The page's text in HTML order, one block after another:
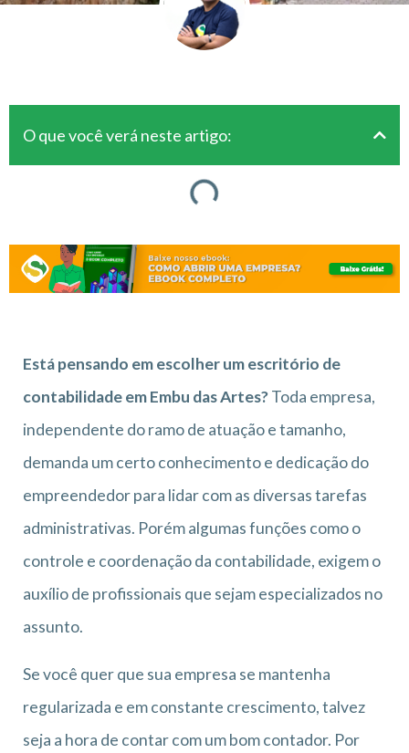
O que você verá neste artigo:
Está pensando em escolher um escritório de
contabilidade em Embu das Artes?Toda empresa,
independente do ramo de atuação e tamanho,
demanda um certo conhecimento e dedicação do
empreendedor para lidar com as diversas tarefas
administrativas. Porém algumas funções como o
controle e coordenação da contabilidade, exigem o
auxílio de profissionais que sejam especializados no
assunto.
Se você quer que sua empresa se mantenha
regularizada e em constante crescimento, talvez
seja a hora de contar com um bom contador. Por